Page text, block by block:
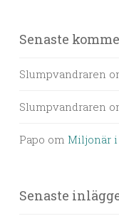
Senaste
Slumpvandraren
Slumpvandraren
Papo om Miljonär
Senaste